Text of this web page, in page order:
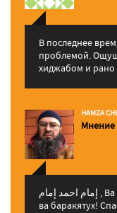
В последнее
проблемой.
хиджабом и рано
HAMZA
Мнение
إمام احمد إمام , Ва алейкум ассалам ва рахматуЛлахи
ва баракятух!